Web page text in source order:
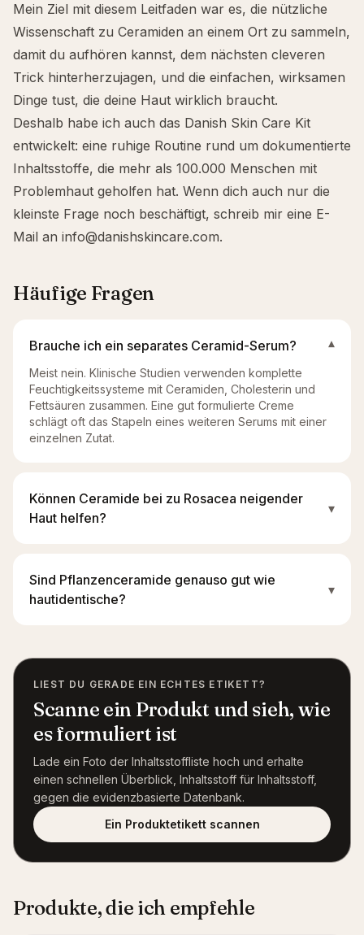
Mein Ziel mit diesem Leitfaden war es, die nützliche
Wissenschaft zu Ceramiden an einem Ort zu sammeln,
damit du aufhören kannst, dem nächsten cleveren
Trick hinterherzujagen, und die einfachen, wirksamen
Dinge tust, die deine Haut wirklich braucht.
Deshalb habe ich auch das Danish Skin Care Kit
entwickelt: eine ruhige Routine rund um dokumentierte
Inhaltsstoffe, die mehr als 100.000 Menschen mit
Problemhaut geholfen hat. Wenn dich auch nur die
kleinste Frage noch beschäftigt, schreib mir eine E-
Mail an info@danishskincare.com.
Häufige Fragen
Brauche ich ein separates Ceramid-Serum? ▾
Meist nein. Klinische Studien verwenden komplette
Feuchtigkeitssysteme mit Ceramiden, Cholesterin und
Fettsäuren zusammen. Eine gut formulierte Creme
schlägt oft das Stapeln eines weiteren Serums mit einer
einzelnen Zutat.
Können Ceramide bei zu Rosacea neigender
Haut helfen?
▾
Sind Pflanzenceramide genauso gut wie
hautidentische?
▾
LIEST DU GERADE EIN ECHTES ETIKETT?
Scanne ein Produkt und sieh, wie
es formuliert ist
Lade ein Foto der Inhaltsstoffliste hoch und erhalte
einen schnellen Überblick, Inhaltsstoff für Inhaltsstoff,
gegen die evidenzbasierte Datenbank.
Ein Produktetikett scannen
Produkte, die ich empfehle